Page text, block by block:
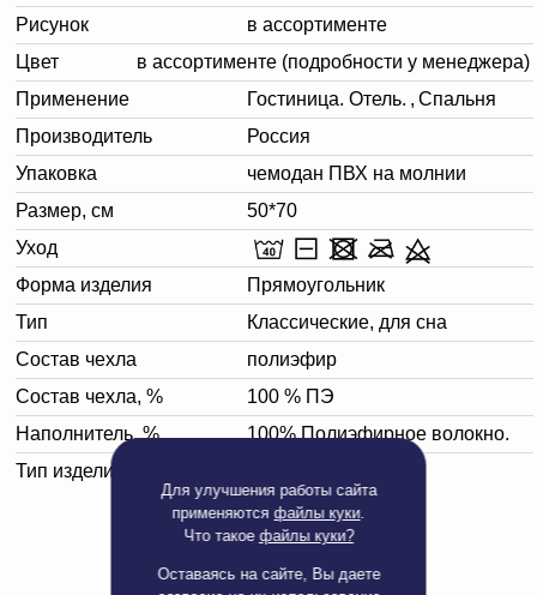
Для улучшения работы сайта
применяютсяфайлы куки.
Что такое файлы куки?
Оставаясь на сайте, Вы даете
Рисунок
в ассортименте
Цвет
в ассортименте (подробности у менеджера)
Применение
Гостиница. Отель. , Спальня
Производитель
Россия
Упаковка
чемодан ПВХ на молнии
Размер, см
50*70
Уход
Форма изделия
Прямоугольник
Тип
Классические, для сна
Состав чехла
полиэфир
Состав чехла, %
100 % ПЭ
Наполнитель, %
100% Полиэфирное волокно.
Тип изделия